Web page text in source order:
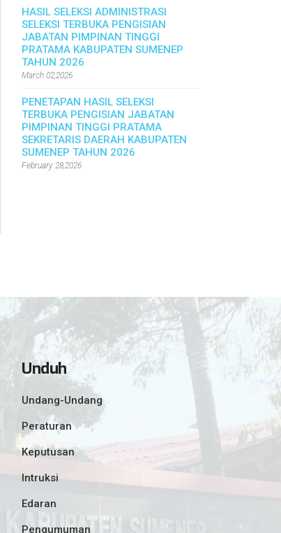
HASIL SELEKSI ADMINISTRASI
SELEKSI TERBUKA PENGISIAN
JABATAN PIMPINAN TINGGI
PRATAMA KABUPATEN SUMENEP
TAHUN 2026
March 02,2026
PENETAPAN HASIL SELEKSI
TERBUKA PENGISIAN JABATAN
PIMPINAN TINGGI PRATAMA
SEKRETARIS DAERAH KABUPATEN
SUMENEP TAHUN 2026
February 28,2026
Unduh
Undang-Undang
Peraturan
Keputusan
Intruksi
Edaran
Pengumuman